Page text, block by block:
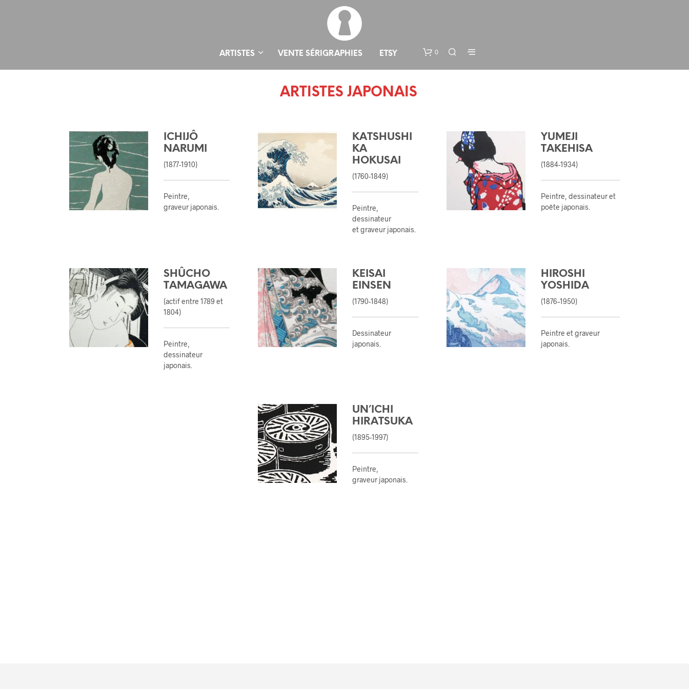
ARTISTES VENTE SÉRIGRAPHIES ETSY 0
S
T
V
I
D
E
ARTISTES JAPONAIS
ICHIJÔ
NARUMI
(1877-1910)
Peintre,
graveur japonais
KATSHUSHI
KA
HOKUSAI
(1760-1849)
Peintre,
dessinateur
et graveur japonais.
YUMEJI
TAKEHISA
(1884-1934)
Peintre, dessinateur et
poête japonais
SHÛCHO
TAMAGAWA
(actif entre 1789 et
1804)
Peintre,
dessinateur
japonais.
KEISAI
EINSEN
(1790-1848)
Dessinateur
japonais.
HIROSHI
YOSHIDA
(1876–1950)
Peintre et graveur
japonais
UN’ICHI
HIRATSUKA
(1895-1997)
Peintre,
graveur japonais